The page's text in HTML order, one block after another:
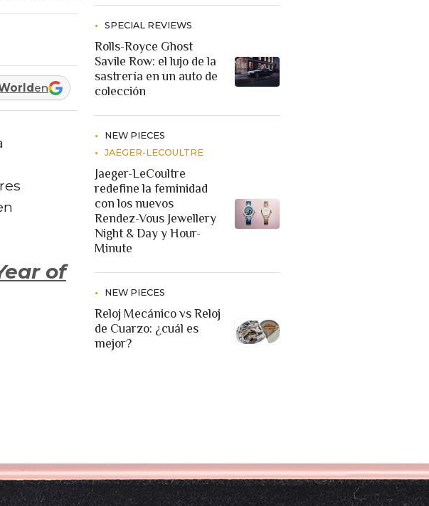
en
of
SPECIAL REVIEWS
Rolls-Royce Ghost
Savile Row: el lujo de la
sastrería en un auto de
colección
NEW PIECES
JAEGER-LECOULTRE
Jaeger-LeCoultre
redefine la feminidad
con los nuevos
Rendez-Vous Jewellery
Night & Day y Hour-
Minute
NEW PIECES
Reloj Mecánico vs Reloj
de Cuarzo: ¿cuál es
mejor?